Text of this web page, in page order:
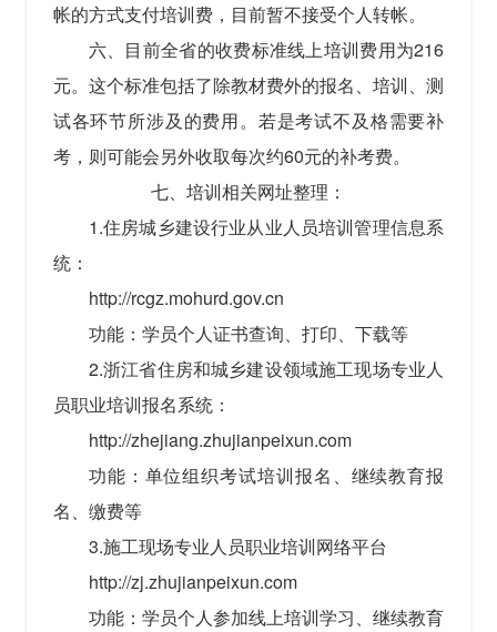
帐的方式支付培训费，目前暂不接受个人转帐。
六、目前全省的收费标准线上培训费用为216
元。这个标准包括了除教材费外的报名、培训、测
试各环节所涉及的费用。若是考试不及格需要补
考，则可能会另外收取每次约60元的补考费。
七、培训相关网址整理：
1.住房城乡建设行业从业人员培训管理信息系
统：
http://rcgz.mohurd.gov.cn
功能：学员个人证书查询、打印、下载等
2.浙江省住房和城乡建设领域施工现场专业人
员职业培训报名系统：
http://zhejiang.zhujianpeixun.com
功能：单位组织考试培训报名、继续教育报
名、缴费等
3.施工现场专业人员职业培训网络平台
http://zj.zhujianpeixun.com
功能：学员个人参加线上培训学习、继续教育